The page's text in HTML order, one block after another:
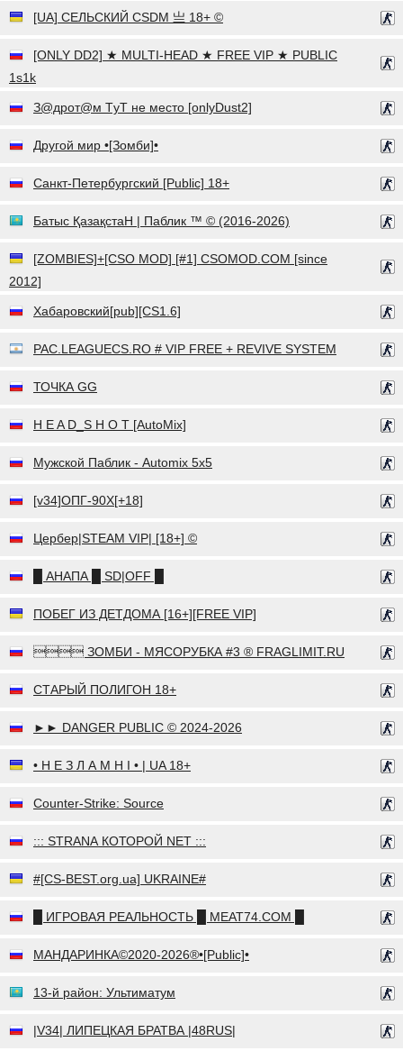
[UA] СЕЛЬСКИЙ CSDM 亗 18+ ©
[ONLY DD2] ★ MULTI-HEAD ★ FREE VIP ★ PUBLIC
1s1k
З@дрот@м ТyТ не место [onlyDust2]
Другой мир •[Зомби]•
Санкт-Петербургский [Public] 18+
Батыс ҚазақстаН | Паблик ™ © (2016-2026)
[ZOMBIES]+[CSO MOD] [#1] CSOMOD.COM [since
2012]
Хабаровский[pub][CS1.6]
PAC.LEAGUECS.RO # VIP FREE + REVIVE SYSTEM
ТОЧКА GG
H E A D_S H O T [AutoMix]
Мужской Паблик - Automix 5x5
[v34]ОПГ-90Х[+18]
Цербер|STEAM VIP| [18+] ©
█ АНАПА █ SD|OFF █
ПОБЕГ ИЗ ДЕТДОМА [16+][FREE VIP]
 ЗОМБИ - МЯСОРУБКА #3 ® FRAGLIMIT.RU
СТАРЫЙ ПОЛИГОН 18+
►► DANGER PUBLIC © 2024-2026
• Н Е З Л А М Н І • | UA 18+
Counter-Strike: Source
::: STRАNА КOТОРОЙ NET :::
#[CS-BEST.org.ua] UKRAINE#
█ ИГРОВАЯ РЕАЛЬНОСТЬ █ MEAT74.COM █
МАНДАРИНКА©2020-2026®•[Public]•
13-й район: Ультиматум
|V34| ЛИПЕЦКАЯ БРАТВА |48RUS|